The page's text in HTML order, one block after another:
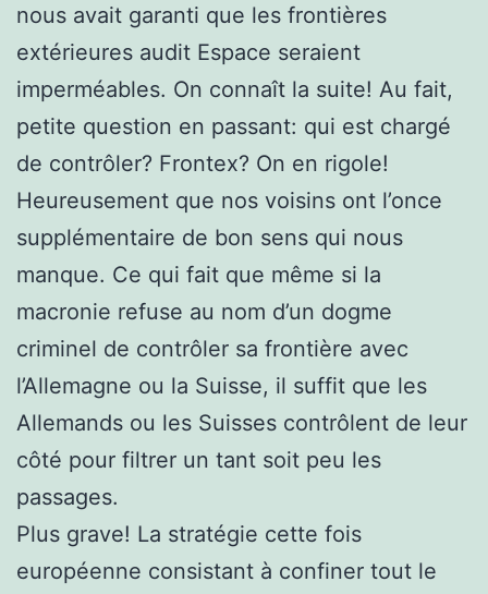
nous avait garanti que les frontières
extérieures audit Espace seraient
imperméables. On connaît la suite! Au fait,
petite question en passant: qui est chargé
de contrôler? Frontex? On en rigole!
Heureusement que nos voisins ont l’once
supplémentaire de bon sens qui nous
manque. Ce qui fait que même si la
macronie refuse au nom d’un dogme
criminel de contrôler sa frontière avec
l’Allemagne ou la Suisse, il suffit que les
Allemands ou les Suisses contrôlent de leur
côté pour filtrer un tant soit peu les
passages.
Plus grave! La stratégie cette fois
européenne consistant à confiner tout le